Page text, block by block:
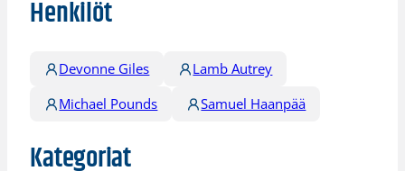
Henkilöt
Devonne Giles
Lamb Autrey
Michael Pounds
Samuel Haanpää
Kategoriat